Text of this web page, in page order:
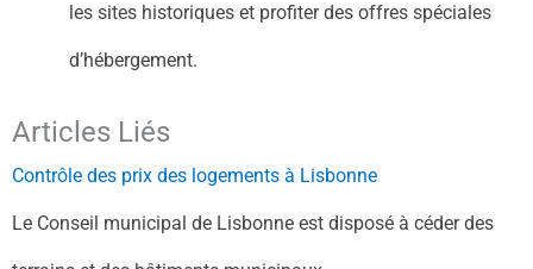
les sites historiques et profiter des offres spéciales
d’hébergement.
Articles Liés
Contrôle des prix des logements à Lisbonne
Le Conseil municipal de Lisbonne est disposé à céder des